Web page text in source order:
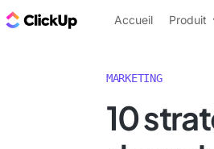
ClickUp Blog
Accueil Produit
MARKETING
10